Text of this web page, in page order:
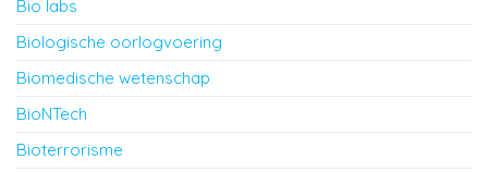
Bio labs
Biologische oorlogvoering
Biomedische wetenschap
BioNTech
Bioterrorisme